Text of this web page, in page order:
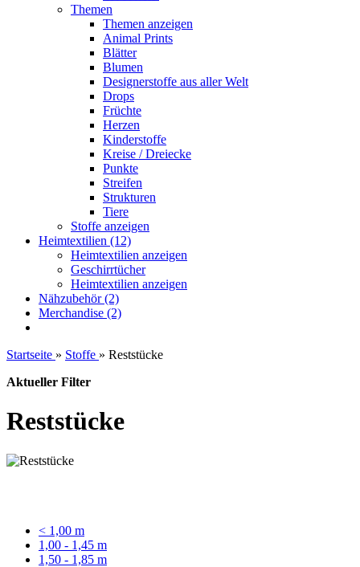
Themen
Themen anzeigen
Animal Prints
Blätter
Blumen
Designerstoffe aus aller Welt
Drops
Früchte
Herzen
Kinderstoffe
Kreise / Dreiecke
Punkte
Streifen
Strukturen
Tiere
Stoffe anzeigen
Heimtextilien (12)
Heimtextilien anzeigen
Geschirrtücher
Heimtextilien anzeigen
Nähzubehör (2)
Merchandise (2)
Startseite » Stoffe » Reststücke
Aktueller Filter
Reststücke
< 1,00 m
1,00 - 1,45 m
1,50 - 1,85 m